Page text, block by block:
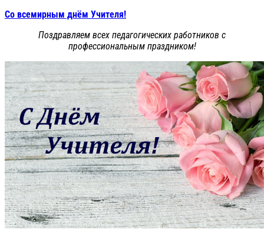
Со всемирным днём Учителя!
Поздравляем всех педагогических работников с
профессиональным праздником!